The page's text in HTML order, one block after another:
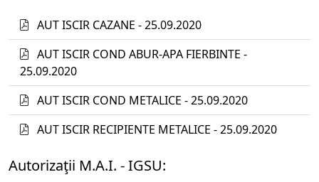
AUT ISCIR CAZANE - 25.09.2020
AUT ISCIR COND ABUR-APA FIERBINTE -
25.09.2020
AUT ISCIR COND METALICE - 25.09.2020
AUT ISCIR RECIPIENTE METALICE - 25.09.2020
Autorizaţii M.A.I. - IGSU: